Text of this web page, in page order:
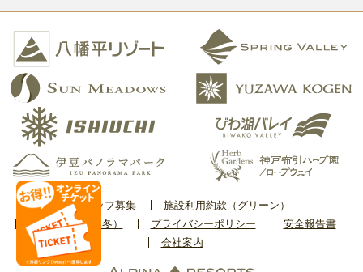
スタッフ募集
施設利用約款（グリーン）
施設利用約款（冬）
プライバシーポリシー
安全報告書
会社案内